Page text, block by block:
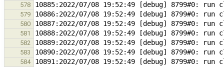
578
579
580
581
582
583
584